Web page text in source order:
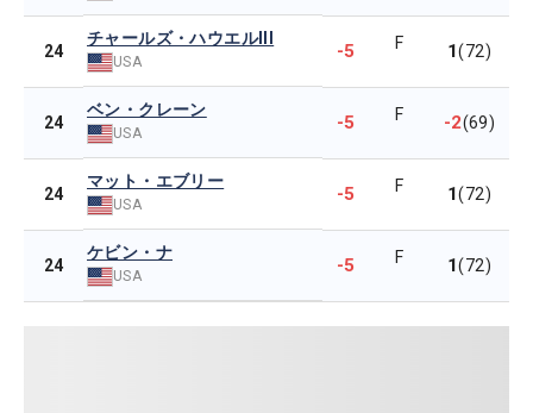
24
チャールズ・ハウエルIII
USA -5 F 1(72)
24
ベン・クレーン
USA -5 F -2(69)
24
マット・エブリー
USA -5 F 1(72)
24
ケビン・ナ
USA -5 F 1(72)